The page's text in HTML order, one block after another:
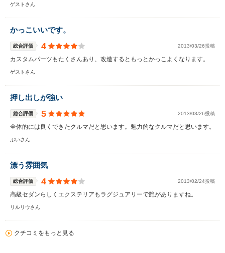
ゲストさん
かっこいいです。
総合評価 4 2013/03/26投稿
カスタムパーツもたくさんあり、改造するともっとかっこよくなります。
ゲストさん
押し出しが強い
総合評価 5 2013/03/26投稿
全体的には良くできたクルマだと思います。魅力的なクルマだと思います。
ぶいさん
漂う雰囲気
総合評価 4 2013/02/24投稿
高級セダンらしくエクステリアもラグジュアリーで艶がありますね。
リルリウさん
クチコミをもっと見る